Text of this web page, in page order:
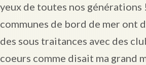
yeux de toutes nos générations
communes de bord de mer ont
des sous traitances avec des
coeurs comme disait ma grand